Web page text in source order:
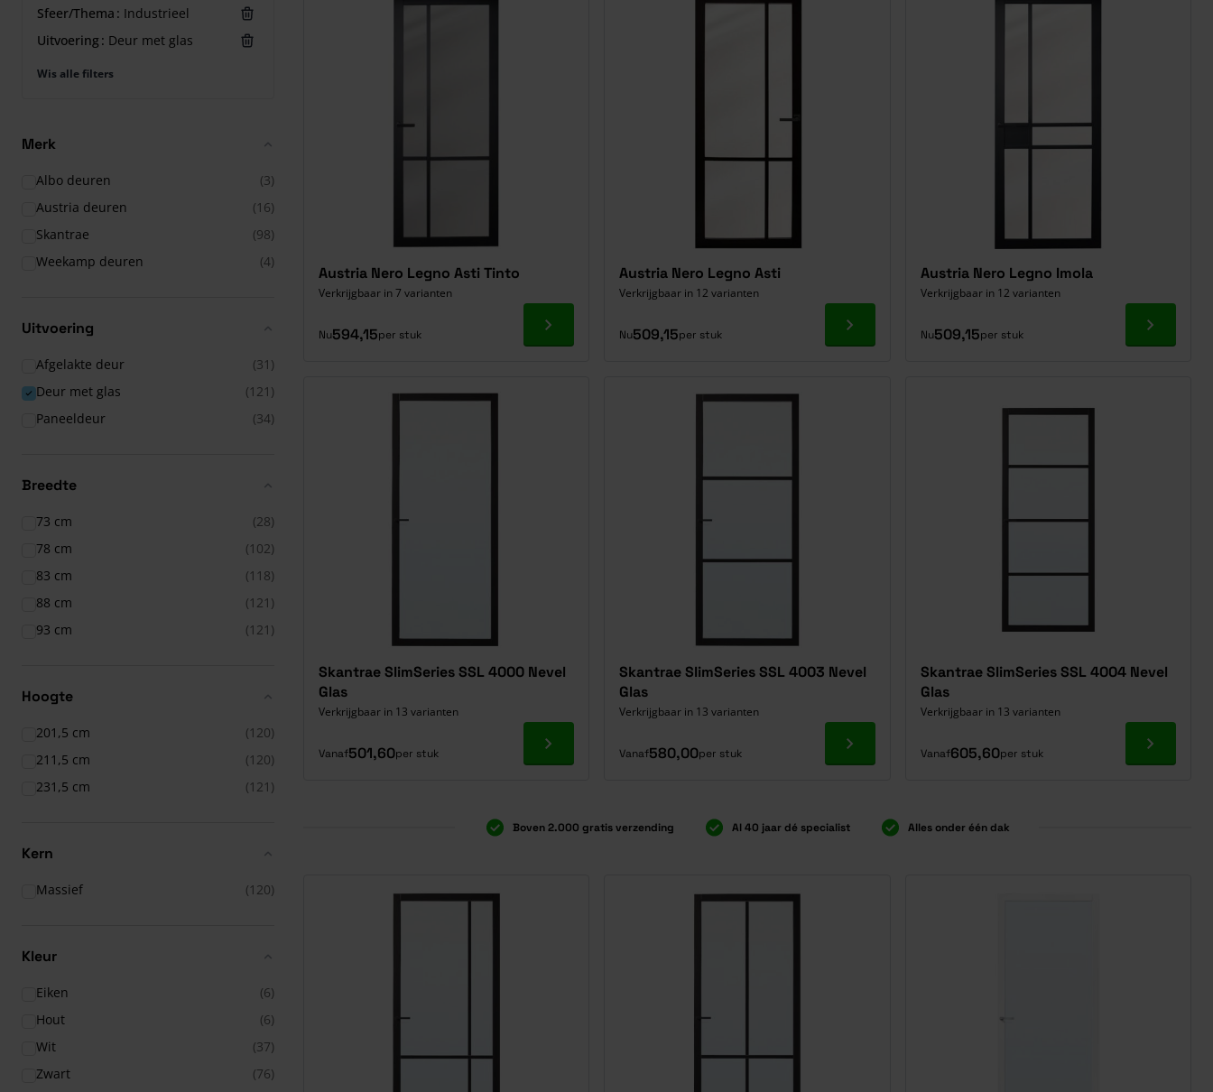
Sfeer/Thema
Industrieel
Uitvoering Deur met glas
Wis alle filters
Merk
Albo deuren
(3)
Austria deuren
(16)
Skantrae
(98)
Weekamp deuren
(4)
Uitvoering
Afgelakte deur
(31)
Deur met glas
(121)
Paneeldeur
(34)
Breedte
73 cm
(28)
78 cm
(102)
83 cm
(118)
88 cm
(121)
93 cm
(121)
Hoogte
201,5 cm
(120)
211,5 cm
(120)
231,5 cm
(121)
Kern
Massief (120)
Kleur
Eiken
(6)
Hout
(6)
Wit
(37)
Zwart
(76)
Austria Nero Legno Asti Tinto
Verkrijgbaar in 7 varianten
Nu594,15per stuk Ga naar product
Austria Nero Legno Asti
Verkrijgbaar in 12 varianten
Nu509,15per stuk Ga naar product
Austria Nero Legno Imola
Verkrijgbaar in 12 varianten
Nu509,15per stuk Ga naar
Skantrae SlimSeries SSL 4000 Nevel
Glas
Verkrijgbaar in 13 varianten
Vanaf501,60per stuk Ga naar product
Skantrae SlimSeries SSL 4003 Nevel
Glas
Verkrijgbaar in 13 varianten
Vanaf580,00per stuk Ga naar product
Skantrae SlimSeries SSL 4004 Nevel
Glas
Verkrijgbaar in 13 varianten
Vanaf605,60per stuk Ga naar
Boven 2.000 gratis verzending Al 40 jaar dé specialist Alles onder één dak